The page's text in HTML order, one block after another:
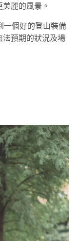
麗的風景。
一個好的登山裝備
法預期的狀況及場